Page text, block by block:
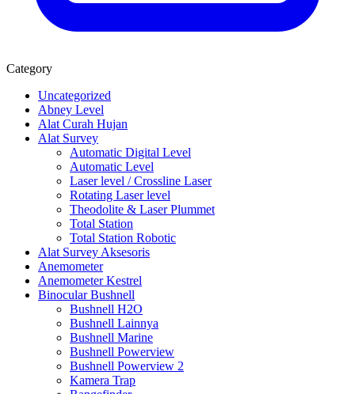
Category
Uncategorized
Abney Level
Alat Curah Hujan
Alat Survey
Automatic Digital Level
Automatic Level
Laser level / Crossline Laser
Rotating Laser level
Theodolite & Laser Plummet
Total Station
Total Station Robotic
Alat Survey Aksesoris
Anemometer
Anemometer Kestrel
Binocular Bushnell
Bushnell H2O
Bushnell Lainnya
Bushnell Marine
Bushnell Powerview
Bushnell Powerview 2
Kamera Trap